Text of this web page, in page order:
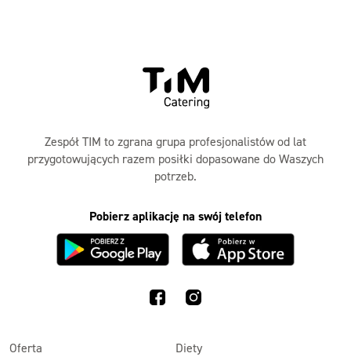
1500kcal - 2250kcal
ta sama wygoda!
Zespół TIM to zgrana grupa profesjonalistów od lat
przygotowujących razem posiłki dopasowane do Waszych
potrzeb.
Pobierz aplikację na swój telefon
Oferta Diety